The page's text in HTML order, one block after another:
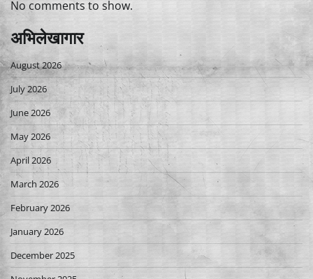
No comments to show.
अभिलेखागार
August 2026
July 2026
June 2026
May 2026
April 2026
March 2026
February 2026
January 2026
December 2025